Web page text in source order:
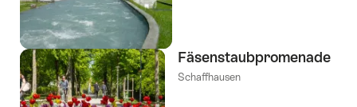
Fäsenstaubpromenade
Schaffhausen